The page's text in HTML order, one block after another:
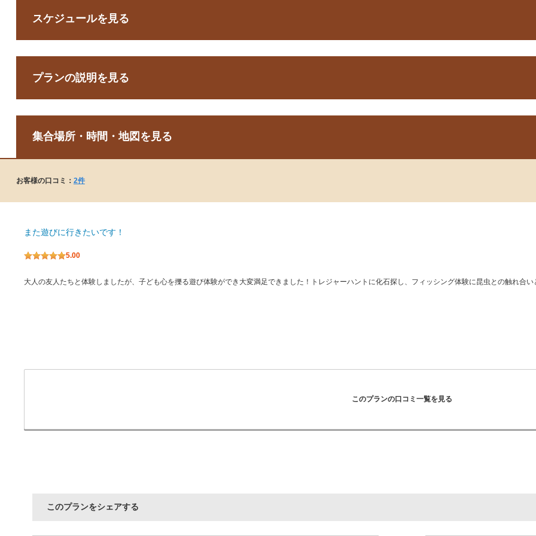
スケジュールを見る
プランの説明を見る
集合場所・時間・地図を見る
お客様の口コミ： 2件
また遊びに行きたいです！
5.00
大人の友人たちと体験しましたが、子ども心を擽る遊び体験ができ大変満足できました！トレジャーハントに化石探し、フィッシング体験に昆虫との触れ合
このプランの口コミ一覧を見る
このプランをシェアする